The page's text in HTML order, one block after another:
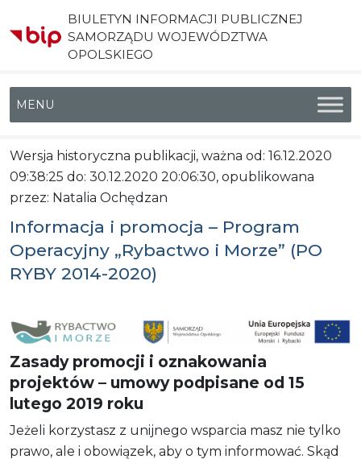
BIULETYN INFORMACJI PUBLICZNEJ
SAMORZĄDU WOJEWÓDZTWA
OPOLSKIEGO
Menu główne
Wersja historyczna publikacji, ważna od: 16.12.2020
09:38:25 do: 30.12.2020 20:06:30, opublikowana
przez: Natalia Ochędzan
Informacja i promocja – Program
Operacyjny „Rybactwo i Morze” (PO
RYBY 2014-2020)
Zasady promocji i oznakowania
projektów – umowy podpisane od 15
lutego 2019 roku
Jeżeli korzystasz z unijnego wsparcia masz nie tylko
prawo, ale i obowiązek, aby o tym informować. Skąd